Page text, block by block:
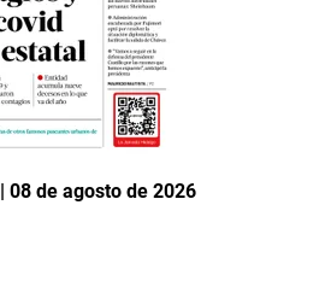
08 de agosto de 2026